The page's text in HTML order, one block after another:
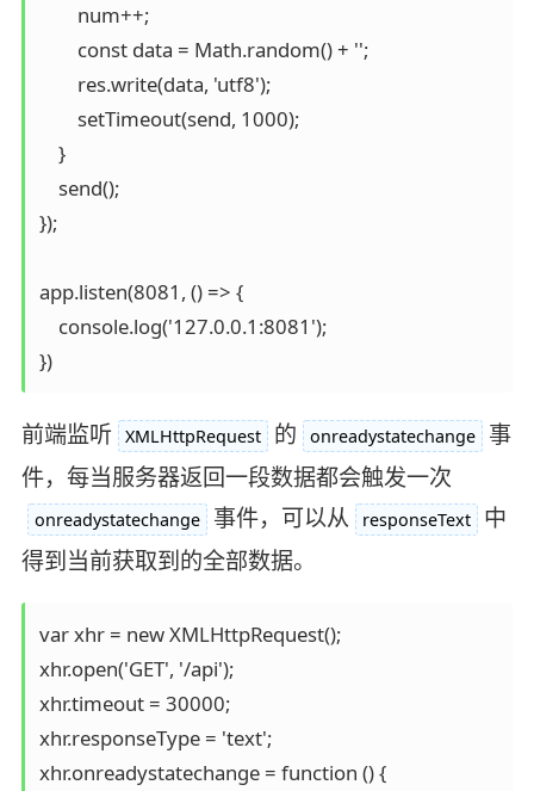
num++;
const data = Math.random() + '';
res.write(data, 'utf8');
setTimeout(send, 1000);
}
send();
});
app.listen(8081, () => {
console.log('127.0.0.1:8081');
})
前端监听 XMLHttpRequest 的 onreadystatechange
事
件，每当服务器返回一段数据都会触发一次
onreadystatechange 事件，可以从 responseText
中
得到当前获取到的全部数据。
var xhr = new XMLHttpRequest();
xhr.open('GET', '/api');
xhr.timeout = 30000;
xhr.responseType = 'text';
xhr.onreadystatechange = function () {